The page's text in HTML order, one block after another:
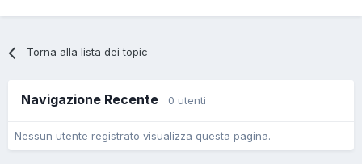
Torna alla lista dei topic
Navigazione Recente 0 utenti
Nessun utente registrato visualizza questa pagina.